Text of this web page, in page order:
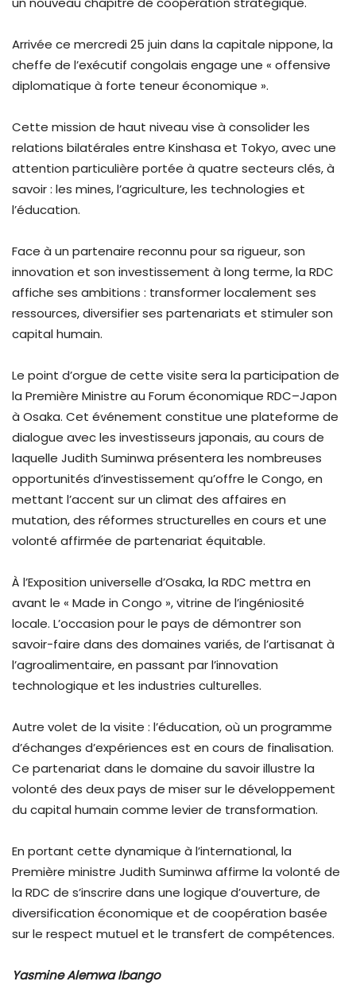
Arrivée ce mercredi 25 juin dans la capitale nippone, la
cheffe de l’exécutif congolais engage une « offensive
diplomatique à forte teneur économique ».
Cette mission de haut niveau vise à consolider les
relations bilatérales entre Kinshasa et Tokyo, avec une
attention particulière portée à quatre secteurs clés, à
savoir : les mines, l’agriculture, les technologies et
l’éducation.
Face à un partenaire reconnu pour sa rigueur, son
innovation et son investissement à long terme, la RDC
affiche ses ambitions : transformer localement ses
ressources, diversifier ses partenariats et stimuler son
capital humain.
Le point d’orgue de cette visite sera la participation de
la Première Ministre au Forum économique RDC–Japon
à Osaka. Cet événement constitue une plateforme de
dialogue avec les investisseurs japonais, au cours de
laquelle Judith Suminwa présentera les nombreuses
opportunités d’investissement qu’offre le Congo, en
mettant l’accent sur un climat des affaires en
mutation, des réformes structurelles en cours et une
volonté affirmée de partenariat équitable.
À l’Exposition universelle d’Osaka, la RDC mettra en
avant le « Made in Congo », vitrine de l’ingéniosité
locale. L’occasion pour le pays de démontrer son
savoir-faire dans des domaines variés, de l’artisanat à
l’agroalimentaire, en passant par l’innovation
technologique et les industries culturelles.
Autre volet de la visite : l’éducation, où un programme
d’échanges d’expériences est en cours de finalisation.
Ce partenariat dans le domaine du savoir illustre la
volonté des deux pays de miser sur le développement
du capital humain comme levier de transformation.
En portant cette dynamique à l’international, la
Première ministre Judith Suminwa affirme la volonté de
la RDC de s’inscrire dans une logique d’ouverture, de
diversification économique et de coopération basée
sur le respect mutuel et le transfert de compétences.
Yasmine Alemwa Ibango